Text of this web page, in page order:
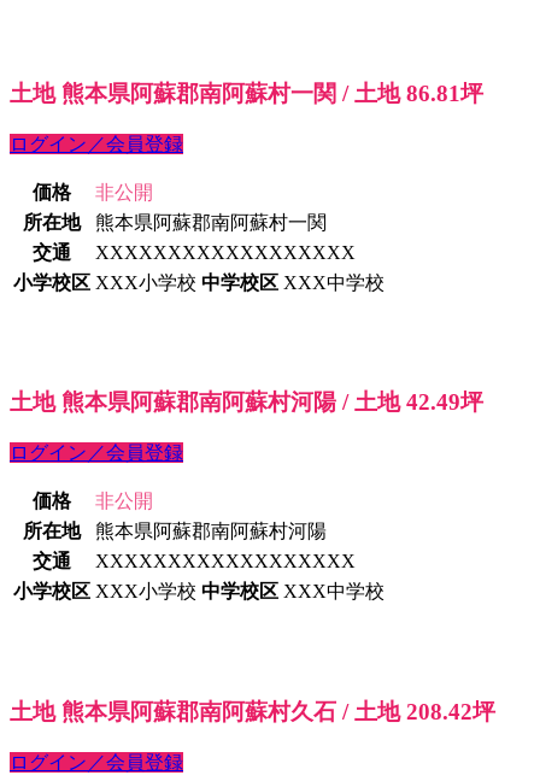
土地 熊本県阿蘇郡南阿蘇村一関 / 土地 86.81坪
ログイン／会員登録
価格
非公開
所在地
熊本県阿蘇郡南阿蘇村一関
交通
XXXXXXXXXXXXXXXXXX
小学校区 XXX小学校 中学校区 XXX中学校
土地 熊本県阿蘇郡南阿蘇村河陽 / 土地 42.49坪
ログイン／会員登録
価格
非公開
所在地
熊本県阿蘇郡南阿蘇村河陽
交通
XXXXXXXXXXXXXXXXXX
小学校区 XXX小学校 中学校区 XXX中学校
土地 熊本県阿蘇郡南阿蘇村久石 / 土地 208.42坪
ログイン／会員登録